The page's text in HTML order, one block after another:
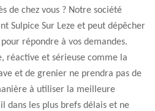
de chez vous ? Notre société
Sulpice Sur Leze et peut dépêcher
répondre à vos demandes.
réactive et sérieuse comme la
et de grenier ne prendra pas de
à utiliser la meilleure
dans les plus brefs délais et ne